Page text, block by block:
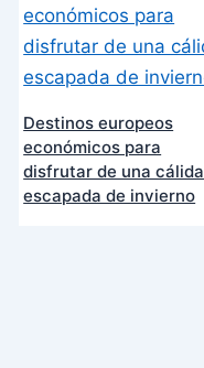
Destinos europeos
económicos para
disfrutar de una cálida
escapada de invierno